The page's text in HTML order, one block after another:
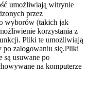
umożliwiają witrynie
przez
wyborów (takich jak
korzystania z
Pliki te umożliwiają
zalogowaniu się.Pliki
są usuwane po
na komputerze